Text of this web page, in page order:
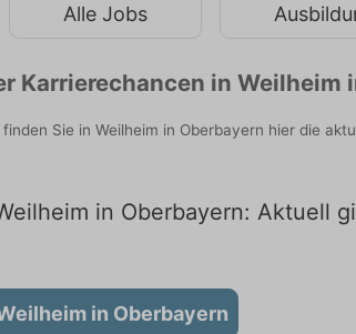
Alle Jobs
Karrierechancen in Weilheim
Sie in Weilheim in Oberbayern hier die
in Oberbayern: Aktuell
in Oberbayern